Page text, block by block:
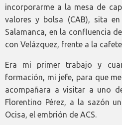
incorporarme a la mesa de
valores y bolsa (CAB), sita
Salamanca, en la confluencia
con Velázquez, frente a la
Era mi primer trabajo y
formación, mi jefe, para que
acompañara a visitar a uno
Florentino Pérez, a la sazón
Ocisa, el embrión de ACS.